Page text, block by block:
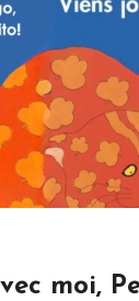
moi,